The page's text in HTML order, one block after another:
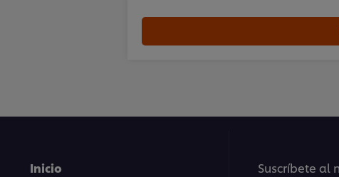
Inicio
Suscríbete al